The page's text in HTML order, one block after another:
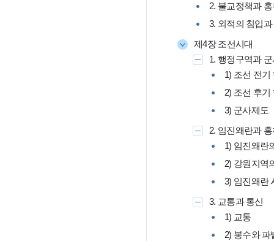
2. 불교정책과
3. 외적의 침입
제4장 조선시대
1. 행정구역과
1) 조선 전기
2) 조선 후기
3) 군사제도
2. 임진왜란과
1) 임진왜란
2) 강원지역
3) 임진왜란
3. 교통과 통신
1) 교통
2) 봉수와 파